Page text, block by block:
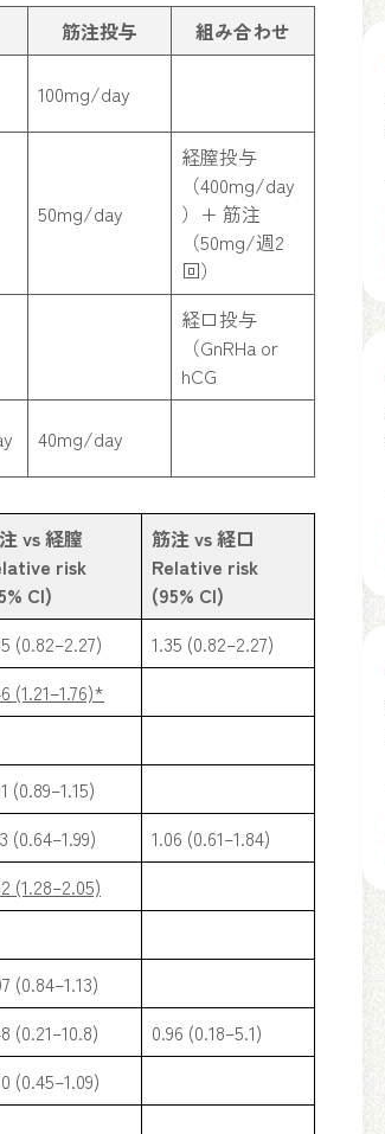
筋注投与
組み合わせ
100mg/day
50mg/day
経膣投与
（400mg/day
）+ 筋注
（50mg/週2
回）
経口投与
（GnRHa or
hCG
40mg/day
vs 経膣
risk
CI)
筋注 vs 経口
Relative risk
(95% CI)
(0.82–2.27)
1.35 (0.82–2.27)
(1.21–1.76)*
(0.89–1.15)
(0.64–1.99)
1.06 (0.61–1.84)
(1.28–2.05)
(0.84–1.13)
(0.21–10.8)
0.96 (0.18–5.1)
(0.45–1.09)